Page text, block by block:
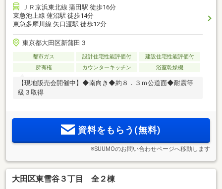
ＪＲ京浜東北線 蒲田駅 徒歩16分
東急池上線 蓮沼駅 徒歩14分
東急多摩川線 矢口渡駅 徒歩12分
東京都大田区新蒲田３
都市ガス 設計住宅性能評価付
建設住宅性能評価付
所有権
カウンターキッチン 浴室乾燥機
【現地販売会開催中】◆南向き◆約８．３ｍ公道面◆耐震等
級３取得
資料をもらう(無料)
※SUUMOのお問い合わせページへ移動します
大田区東雪谷３丁目 全２棟